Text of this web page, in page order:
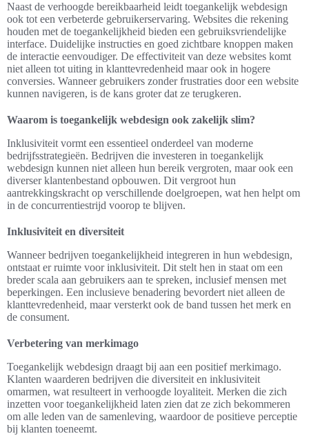
Naast de verhoogde bereikbaarheid leidt toegankelijk webdesign
ook tot een verbeterde gebruikerservaring. Websites die rekening
houden met de toegankelijkheid bieden een gebruiksvriendelijke
interface. Duidelijke instructies en goed zichtbare knoppen maken
de interactie eenvoudiger. De effectiviteit van deze websites komt
niet alleen tot uiting in klanttevredenheid maar ook in hogere
conversies. Wanneer gebruikers zonder frustraties door een website
kunnen navigeren, is de kans groter dat ze terugkeren.
Waarom is toegankelijk webdesign ook zakelijk slim?
Inklusiviteit vormt een essentieel onderdeel van moderne
bedrijfsstrategieën. Bedrijven die investeren in toegankelijk
webdesign kunnen niet alleen hun bereik vergroten, maar ook een
diverser klantenbestand opbouwen. Dit vergroot hun
aantrekkingskracht op verschillende doelgroepen, wat hen helpt om
in de concurrentiestrijd voorop te blijven.
Inklusiviteit en diversiteit
Wanneer bedrijven toegankelijkheid integreren in hun webdesign,
ontstaat er ruimte voor inklusiviteit. Dit stelt hen in staat om een
breder scala aan gebruikers aan te spreken, inclusief mensen met
beperkingen. Een inclusieve benadering bevordert niet alleen de
klanttevredenheid, maar versterkt ook de band tussen het merk en
de consument.
Verbetering van merkimago
Toegankelijk webdesign draagt bij aan een positief merkimago.
Klanten waarderen bedrijven die diversiteit en inklusiviteit
omarmen, wat resulteert in verhoogde loyaliteit. Merken die zich
inzetten voor toegankelijkheid laten zien dat ze zich bekommeren
om alle leden van de samenleving, waardoor de positieve perceptie
bij klanten toeneemt.